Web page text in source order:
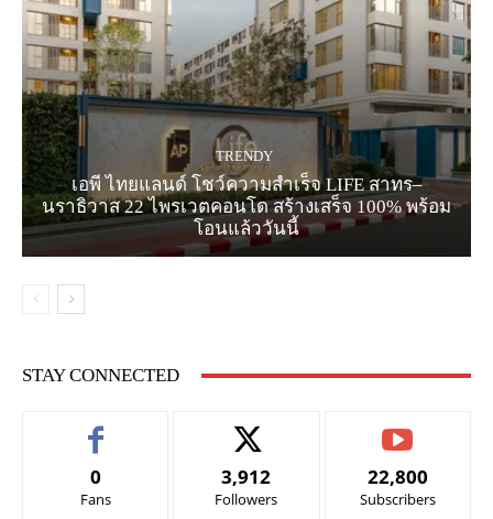
TRENDY
เอพี ไทยแลนด์ โชว์ความสำเร็จ LIFE สาทร–
นราธิวาส 22 ไพรเวตคอนโด สร้างเสร็จ 100% พร้อม
โอนแล้ววันนี้
STAY CONNECTED
0
Fans
3,912
Followers
22,800
Subscribers